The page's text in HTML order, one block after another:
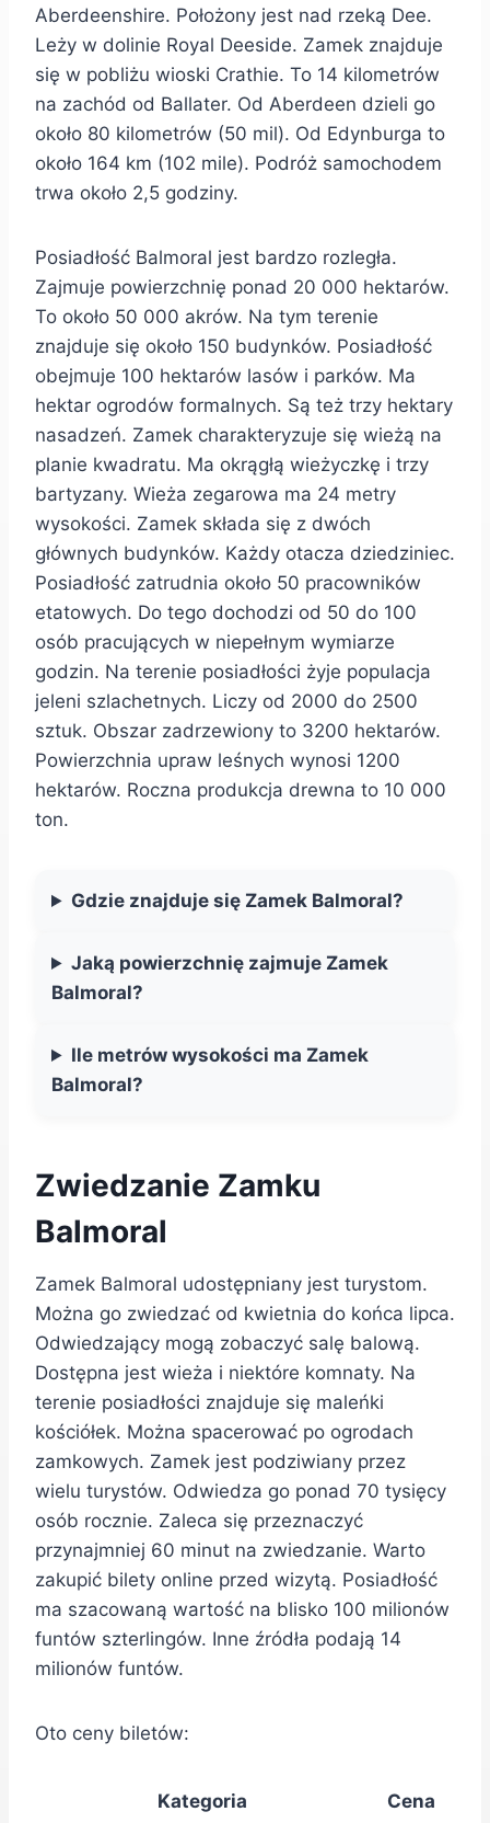
Aberdeenshire. Położony jest nad rzeką Dee.
Leży w dolinie Royal Deeside. Zamek znajduje
się w pobliżu wioski Crathie. To 14 kilometrów
na zachód od Ballater. Od Aberdeen dzieli go
około 80 kilometrów (50 mil). Od Edynburga to
około 164 km (102 mile). Podróż samochodem
trwa około 2,5 godziny.
Posiadłość Balmoral jest bardzo rozległa.
Zajmuje powierzchnię ponad 20 000 hektarów.
To około 50 000 akrów. Na tym terenie
znajduje się około 150 budynków. Posiadłość
obejmuje 100 hektarów lasów i parków. Ma
hektar ogrodów formalnych. Są też trzy hektary
nasadzeń. Zamek charakteryzuje się wieżą na
planie kwadratu. Ma okrągłą wieżyczkę i trzy
bartyzany. Wieża zegarowa ma 24 metry
wysokości. Zamek składa się z dwóch
głównych budynków. Każdy otacza dziedziniec.
Posiadłość zatrudnia około 50 pracowników
etatowych. Do tego dochodzi od 50 do 100
osób pracujących w niepełnym wymiarze
godzin. Na terenie posiadłości żyje populacja
jeleni szlachetnych. Liczy od 2000 do 2500
sztuk. Obszar zadrzewiony to 3200 hektarów.
Powierzchnia upraw leśnych wynosi 1200
hektarów. Roczna produkcja drewna to 10 000
ton.
Gdzie znajduje się Zamek Balmoral?
Jaką powierzchnię zajmuje Zamek
Balmoral?
Ile metrów wysokości ma Zamek
Balmoral?
Zwiedzanie Zamku
Balmoral
Zamek Balmoral udostępniany jest turystom.
Można go zwiedzać od kwietnia do końca lipca.
Odwiedzający mogą zobaczyć salę balową.
Dostępna jest wieża i niektóre komnaty. Na
terenie posiadłości znajduje się maleńki
kościółek. Można spacerować po ogrodach
zamkowych. Zamek jest podziwiany przez
wielu turystów. Odwiedza go ponad 70 tysięcy
osób rocznie. Zaleca się przeznaczyć
przynajmniej 60 minut na zwiedzanie. Warto
zakupić bilety online przed wizytą. Posiadłość
ma szacowaną wartość na blisko 100 milionów
funtów szterlingów. Inne źródła podają 14
milionów funtów.
Oto ceny biletów:
Kategoria Cena